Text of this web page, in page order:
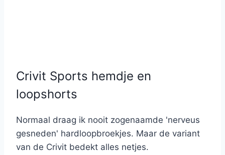
Crivit Sports hemdje en
loopshorts
Normaal draag ik nooit zogenaamde 'nerveus
gesneden' hardloopbroekjes. Maar de variant
van de Crivit bedekt alles netjes.